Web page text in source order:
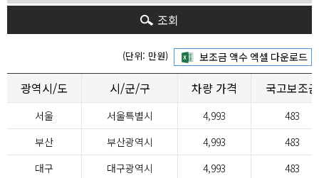
조회
(단위: 만원)
광역시/도 시/군/구 차량 가격 국고보조금
서울 서울특별시 4,993
483
부산
부산광역시 4,993
483
대구
대구광역시 4,993
483